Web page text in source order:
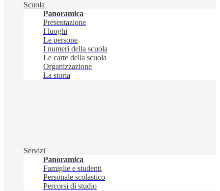
Scuola
Panoramica
Presentazione
I luoghi
Le persone
I numeri della scuola
Le carte della scuola
Organizzazione
La storia
Servizi
Panoramica
Famiglie e studenti
Personale scolastico
Percorsi di studio